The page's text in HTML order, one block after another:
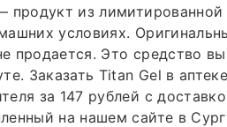
продукт из
условиях.
продается. Это средство
Заказать Titan Gel в
за 147 рублей с
на нашем сайте в